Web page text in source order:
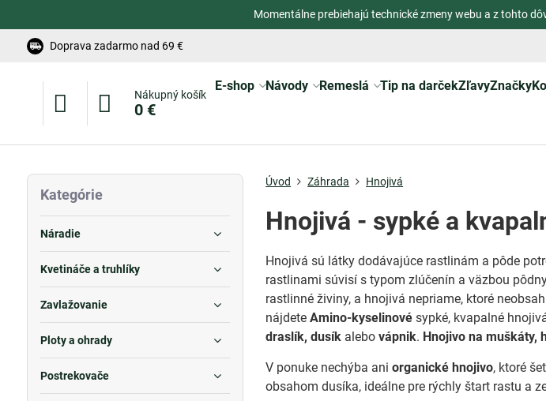
Momentálne prebiehajú technické zmeny webu a z tohto
Doprava zadarmo nad 69 €
Nákupný košík
0 €
E-shop Návody Remeslá Tip na darčekZľavyZnačky
Úvod Záhrada Hnojivá
Hnojivá - sypké a
Hnojivá sú látky dodávajúce rastlinám a pôde
rastlinami súvisí s typom zlúčenín a väzbou
rastlinné živiny, a hnojivá nepriame, ktoré
nájdeteAmino-kyselinové sypké, kvapalné
draslík, dusík alebovápnik. Hnojivo na muškáty,
V ponuke nechýba aniorganické hnojivo, ktoré
obsahom dusíka, ideálne pre rýchly štart rastu a
Kategórie
Náradie
Kvetináče a truhlíky
Zavlažovanie
Ploty a ohrady
Postrekovače